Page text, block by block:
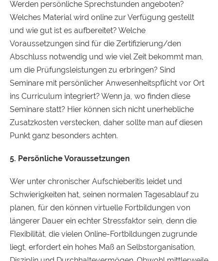
Werden persönliche Sprechstunden angeboten?
Welches Material wird online zur Verfügung gestellt
und wie gut ist es aufbereitet? Welche
Voraussetzungen sind für die Zertifizierung/den
Abschluss notwendig und wie viel Zeit bekommt man,
um die Prüfungsleistungen zu erbringen? Sind
Seminare mit persönlicher Anwesenheitspflicht vor Ort
ins Curriculum integriert? Wenn ja, wo finden diese
Seminare statt? Hier können sich nicht unerhebliche
Zusatzkosten verstecken, daher sollte man auf diesen
Punkt ganz besonders achten.
5. Persönliche Voraussetzungen
Wer unter chronischer Aufschieberitis leidet und
Schwierigkeiten hat, seinen normalen Tagesablauf zu
planen, für den können virtuelle Fortbildungen von
längerer Dauer ein echter Stressfaktor sein, denn die
Flexibilität, die vielen Online-Fortbildungen zugrunde
liegt, erfordert ein hohes Maß an Selbstorganisation,